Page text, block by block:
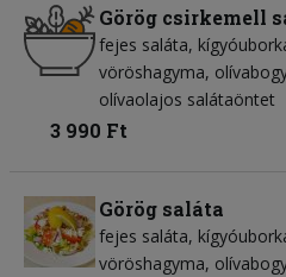
Görög csirkemell
fejes saláta
vöröshagyma
olívaolajos salátaöntet
3 990 Ft
Görög saláta
fejes saláta
vöröshagyma